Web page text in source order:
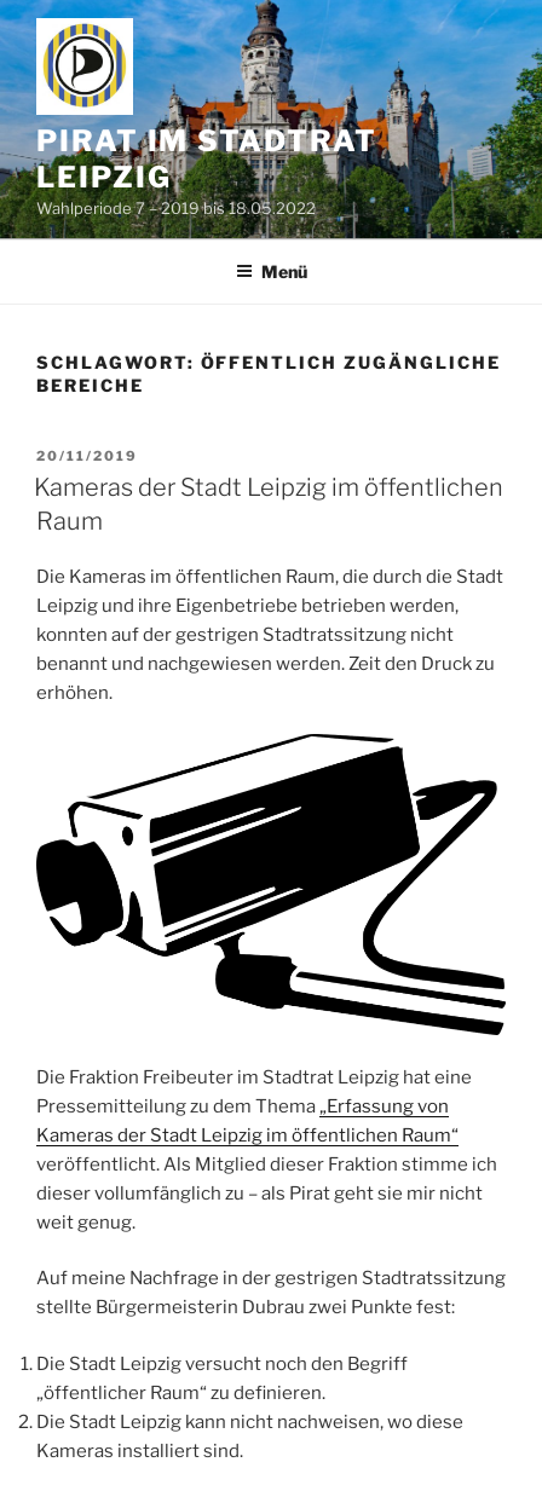
Zum
Inhalt
springen
PIRAT IM STADTRAT
LEIPZIG
Wahlperiode 7 – 2019 bis 18.05.2022
Menü
SCHLAGWORT: ÖFFENTLICH ZUGÄNGLICHE
BEREICHE
VERÖFFENTLICHT
AM
20/11/2019
Kameras der Stadt Leipzig im öffentlichen
Raum
Die Kameras im öffentlichen Raum, die durch die Stadt
Leipzig und ihre Eigenbetriebe betrieben werden,
konnten auf der gestrigen Stadtratssitzung nicht
benannt und nachgewiesen werden. Zeit den Druck zu
erhöhen.
Die Fraktion Freibeuter im Stadtrat Leipzig hat eine
Pressemitteilung zu dem Thema„Erfassung von
Kameras der Stadt Leipzig im öffentlichen Raum“
veröffentlicht. Als Mitglied dieser Fraktion stimme ich
dieser vollumfänglich zu – als Pirat geht sie mir nicht
weit genug.
Auf meine Nachfrage in der gestrigen Stadtratssitzung
stellte Bürgermeisterin Dubrau zwei Punkte fest:
Die Stadt Leipzig versucht noch den Begriff
„öffentlicher Raum“ zu definieren.
Die Stadt Leipzig kann nicht nachweisen, wo diese
Kameras installiert sind.